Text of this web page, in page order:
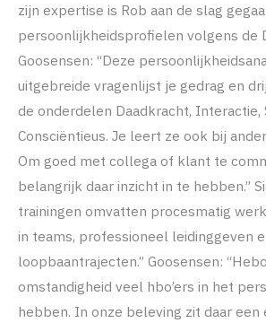
zijn expertise is Rob aan de slag
persoonlijkheidsprofielen volgens de
Goosensen: “Deze
uitgebreide vragenlijst je gedrag en
de onderdelen Daadkracht, Interactie,
Consciëntieus. Je leert ze ook bij
Om goed met collega of klant te
belangrijk daar inzicht in te hebben.”
trainingen omvatten procesmatig
in teams, professioneel leidinggeven
loopbaantrajecten.” Goosensen:
omstandigheid veel hbo’ers in het
hebben. In onze beleving zit daar een